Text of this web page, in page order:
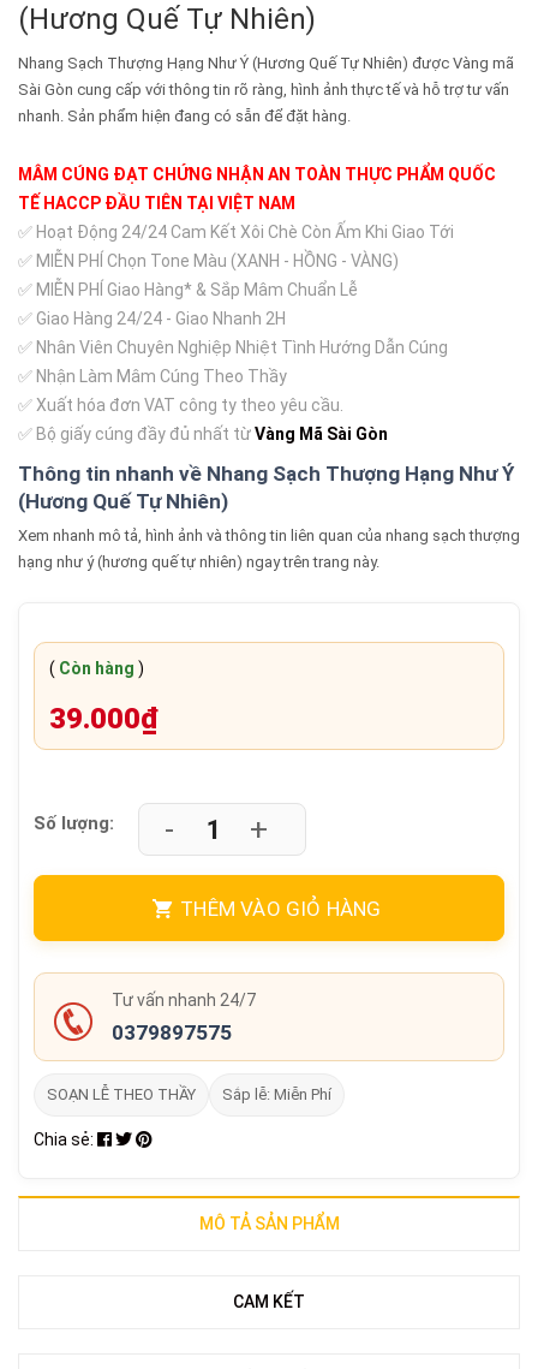
(Hương Quế Tự Nhiên)
Nhang Sạch Thượng Hạng Như Ý (Hương Quế Tự Nhiên) được Vàng mã
Sài Gòn cung cấp với thông tin rõ ràng, hình ảnh thực tế và hỗ trợ tư vấn
nhanh. Sản phẩm hiện đang có sẵn để đặt hàng.
MÂM CÚNG ĐẠT CHỨNG NHẬN AN TOÀN THỰC PHẨM QUỐC
TẾ HACCP ĐẦU TIÊN TẠI VIỆT NAM
✅ Hoạt Động 24/24 Cam Kết Xôi Chè Còn Ấm Khi Giao Tới
✅ MIỄN PHÍ Chọn Tone Màu (XANH - HỒNG - VÀNG)
✅ MIỄN PHÍ Giao Hàng* & Sắp Mâm Chuẩn Lễ
✅ Giao Hàng 24/24 - Giao Nhanh 2H
✅ Nhân Viên Chuyên Nghiệp Nhiệt Tình Hướng Dẫn Cúng
✅ Nhận Làm Mâm Cúng Theo Thầy
✅ Xuất hóa đơn VAT công ty theo yêu cầu.
✅ Bộ giấy cúng đầy đủ nhất từVàng Mã Sài Gòn
Thông tin nhanh về Nhang Sạch Thượng Hạng Như Ý
(Hương Quế Tự Nhiên)
Xem nhanh mô tả, hình ảnh và thông tin liên quan của nhang sạch thượng
hạng như ý (hương quế tự nhiên) ngay trên trang này.
( Còn hàng )
39.000₫
Số lượng: - +
THÊM VÀO GIỎ HÀNG
Tư vấn nhanh 24/7
0379897575
SOẠN LỄ THEO THẦY Sắp lễ: Miễn Phí
Chia sẻ:
MÔ TẢ SẢN PHẨM
CAM KẾT